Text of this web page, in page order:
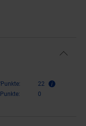
22
0